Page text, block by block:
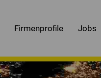
Firmenprofile Jobs